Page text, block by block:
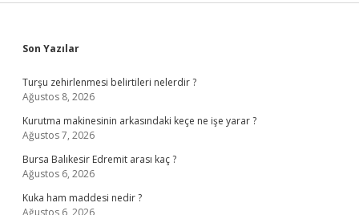
Sidebar
Son Yazılar
Turşu zehirlenmesi belirtileri nelerdir ?
Ağustos 8, 2026
Kurutma makinesinin arkasındaki keçe ne işe yarar ?
Ağustos 7, 2026
Bursa Balıkesir Edremit arası kaç ?
Ağustos 6, 2026
Kuka ham maddesi nedir ?
Ağustos 6, 2026